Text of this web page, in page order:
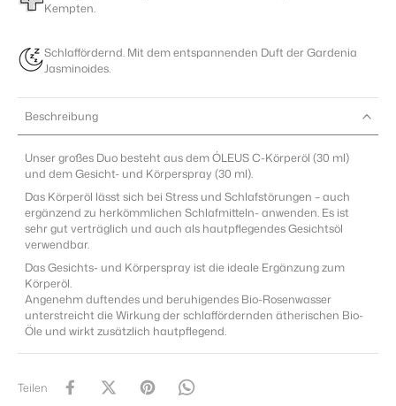
Kempten.
Schlaffördernd. Mit dem entspannenden Duft der Gardenia
Jasminoides.
Beschreibung
Unser großes Duo besteht aus dem ÓLEUS C-Körperöl (30 ml)
und dem Gesicht- und Körperspray (30 ml).
Das Körperöl lässt sich bei Stress und Schlafstörungen – auch
ergänzend zu herkömmlichen Schlafmitteln- anwenden. Es ist
sehr gut verträglich und auch als hautpflegendes Gesichtsöl
verwendbar.
Das Gesichts- und Körperspray ist die ideale Ergänzung zum
Körperöl.
Angenehm duftendes und beruhigendes Bio-Rosenwasser
unterstreicht die Wirkung der schlaffördernden ätherischen Bio-
Öle und wirkt zusätzlich hautpflegend.
Teilen